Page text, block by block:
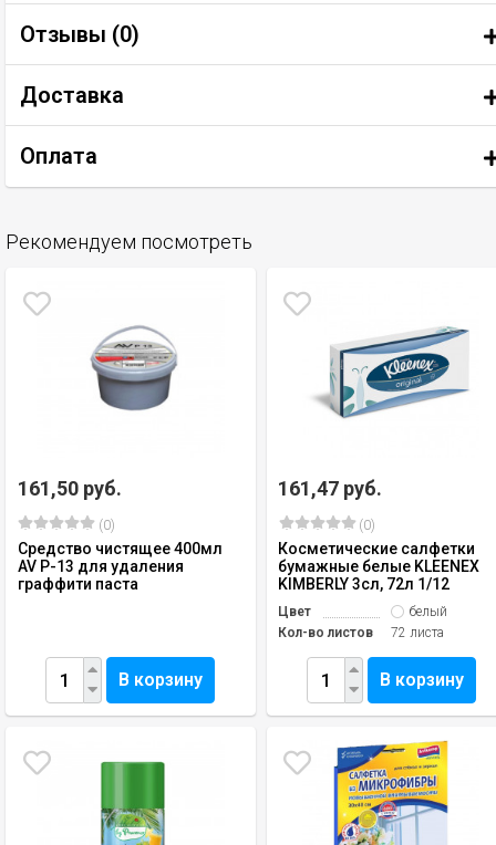
Отзывы (0)
Доставка
Оплата
Рекомендуем посмотреть
161,50 руб.
(0)
Средство чистящее 400мл
AV P-13 для удаления
граффити паста
В корзину
161,47 руб.
(0)
Косметические салфетки
бумажные белые KLEENEX
KIMBERLY 3сл, 72л 1/12
Цвет
белый
Кол-во листов
72 листа
В корзину